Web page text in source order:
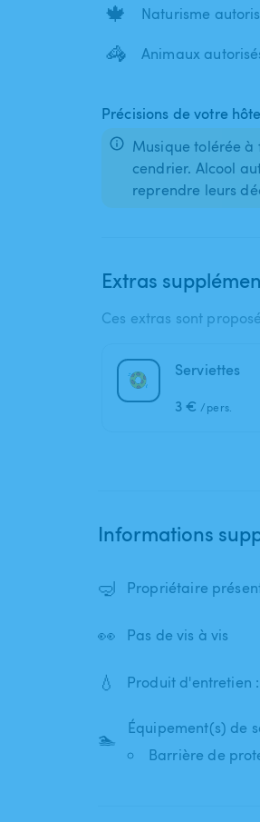
🍁 Naturisme
🦓 Animaux
Précisions de votre
Musique tolérée à
cendrier. Alcool
Extras
Ces extras sont
Serviettes
3 € /pers.
Informations
🤿 Propriétaire
👀 Pas de vis à vis
💧 Produit d'entretien
🏊
Équipement(s) de
Barrière de